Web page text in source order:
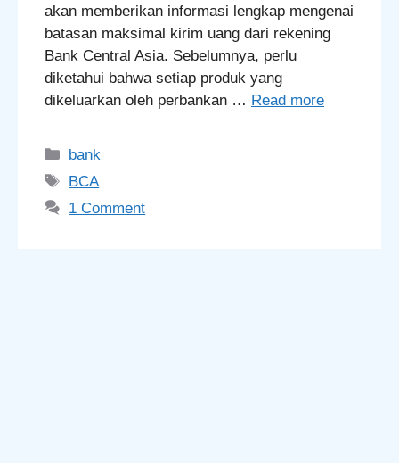
akan memberikan informasi lengkap mengenai
batasan maksimal kirim uang dari rekening
Bank Central Asia. Sebelumnya, perlu
diketahui bahwa setiap produk yang
dikeluarkan oleh perbankan … Read more
Categories
bank
Tags
BCA
1 Comment